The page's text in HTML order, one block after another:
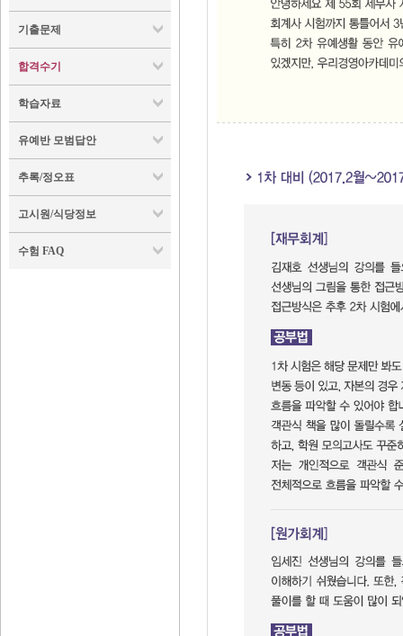
기출문제
합격수기
학습자료
유예반 모범답안
추록/정오표
고시원/식당정보
수험 FAQ